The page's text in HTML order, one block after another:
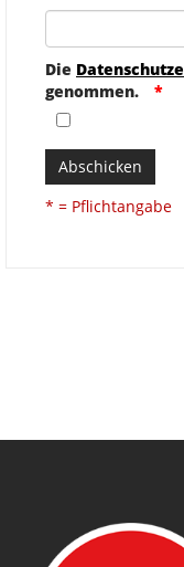
Die
genommen.
Abschicken
* = Pflichtangabe